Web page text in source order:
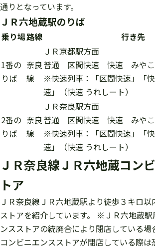
通りとなっています。
ＪＲ六地蔵駅のりば
乗り場路線 行き先
1番の
りば
奈良
線
ＪＲ京都駅方面
普通 区間快速 快速 みや
※快速列車：「区間快速」「
速」（快速 うれしート）
2番の
りば
奈良
線
ＪＲ奈良駅方面
普通 区間快速 快速 みや
※快速列車：「区間快速」「
速」（快速 うれしート）
ＪＲ奈良線ＪＲ六地蔵コン
トア
ＪＲ奈良線ＪＲ六地蔵駅より徒歩３キロ
ストアを紹介しています。 ※ＪＲ六地蔵
ンスストアの統廃合により閉店している場
コンビニエンスストアが閉店している際